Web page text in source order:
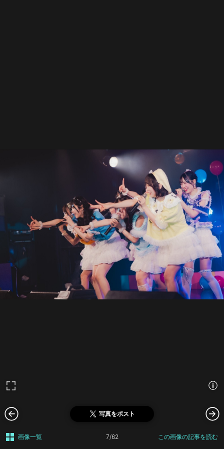
写真をポスト
画像一覧 7/62 この画像の記事を読む